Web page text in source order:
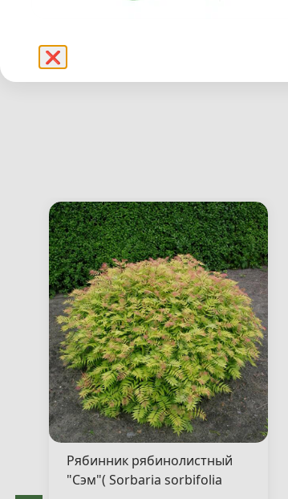
❌
Рябинник рябинолистный
"Сэм"( Sorbaria sorbifolia